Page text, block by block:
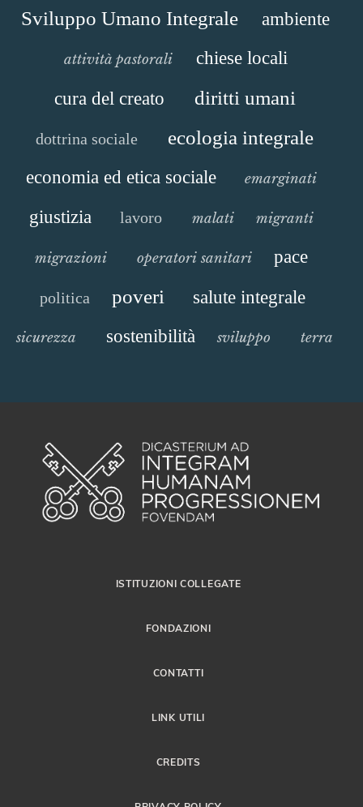
Sviluppo Umano Integrale ambiente
attività pastorali
chiese locali
cura del creato
diritti umani
dottrina sociale ecologia integrale
economia ed etica sociale emarginati
giustizia lavoro malati migranti
migrazioni operatori sanitari pace
politica poveri salute integrale
sicurezza sostenibilità sviluppo terra
ISTITUZIONI COLLEGATE
FONDAZIONI
CONTATTI
LINK UTILI
CREDITS